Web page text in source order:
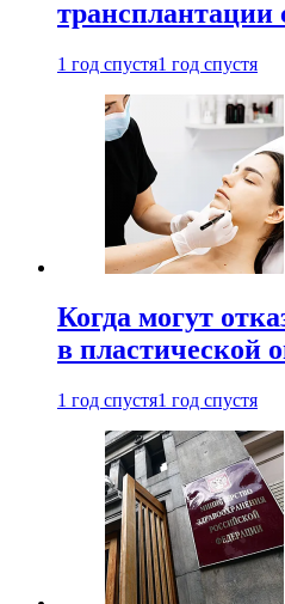
трансплантации
1 год спустя1 год спустя
Когда могут
в пластической
1 год спустя1 год спустя